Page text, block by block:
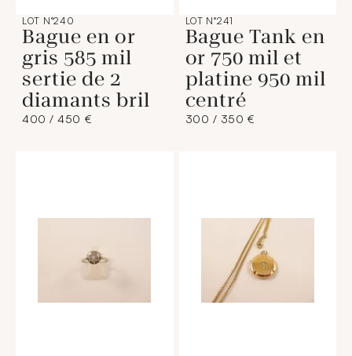
LOT N°240
Bague en or
gris 585 mil
sertie de 2
diamants bril
400 / 450 €
LOT N°241
Bague Tank en
or 750 mil et
platine 950 mil
centré
300 / 350 €